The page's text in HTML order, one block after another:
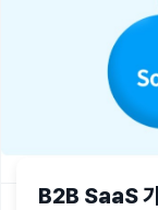
B2B SaaS